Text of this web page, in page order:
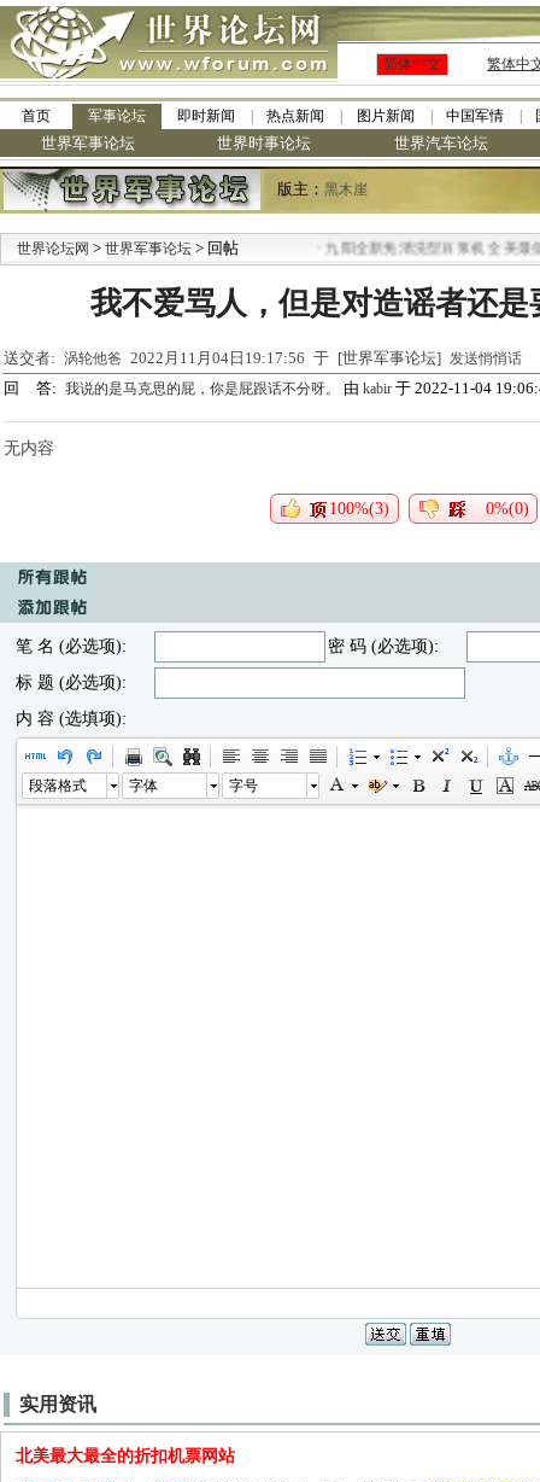
简体中文 繁体中
首页 军事论坛 即时新闻 热点新闻 图片新闻 中国军情
世界军事论坛 世界时事论坛 世界汽车论坛
版主： 黑木崖
世界论坛网 > 世界军事论坛 > 回帖 九阳全新免清洗型豆浆机 全美最低
我不爱骂人，但是对造谣者还是
送交者: 涡轮他爸 2022月11月04日19:17:56 于 [世界军事论坛] 发送悄悄话
回 答: 我说的是马克思的屁，你是屁跟话不分呀。 由 kabir 于 2022-11-04
无内容
100%(3) 0%(0)
笔 名 (必选项):
密 码 (必选项):
标 题 (必选项):
内 容 (选填项):
段落格式 字体 字号
实用资讯
北美最大最全的折扣机票网站